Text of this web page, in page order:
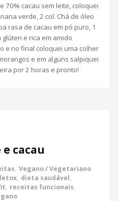
70% cacau sem leite, coloquei
verde, 2 col. Chá de óleo
rasa de cacau em pó puro, 1
e rica em amido
e no final coloquei uma colher
e em alguns salpiquei
por 2 horas e pronto!
cacau
, Vegano / Vegetariano
, dieta saudável,
, receitas funcionais,